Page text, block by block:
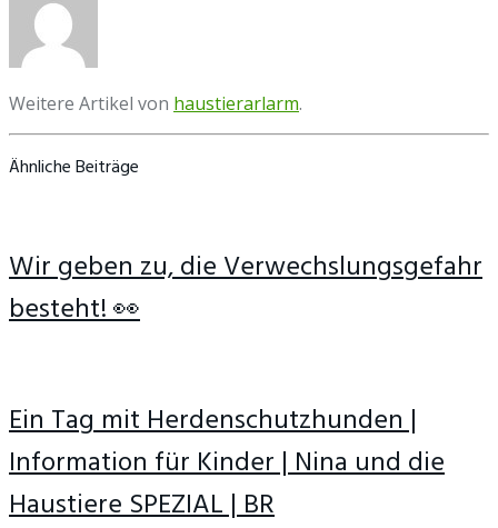
Weitere Artikel von haustierarlarm.
Ähnliche Beiträge
Wir geben zu, die Verwechslungsgefahr
besteht! 👀
Ein Tag mit Herdenschutzhunden |
Information für Kinder | Nina und die
Haustiere SPEZIAL | BR